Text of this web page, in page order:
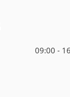
09:00 -